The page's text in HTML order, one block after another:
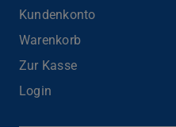
Kundenkonto
Warenkorb
Zur Kasse
Login